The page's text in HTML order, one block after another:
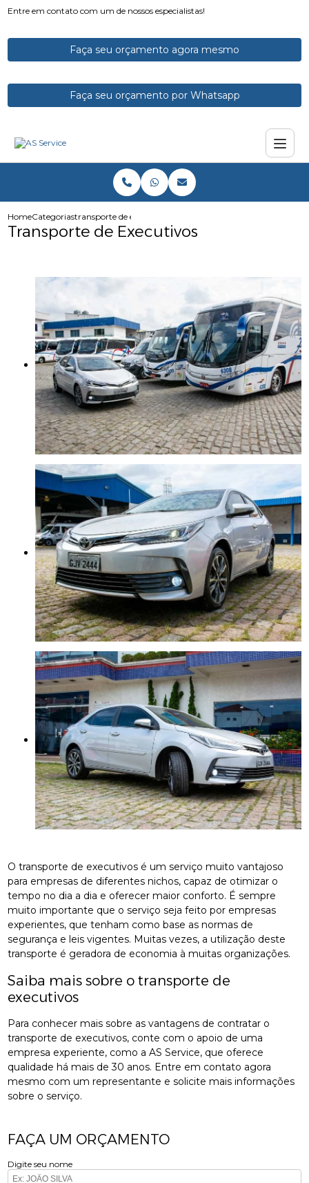
Entre em contato com um de nossos especialistas!
Faça seu orçamento agora mesmo
Faça seu orçamento por Whatsapp
HomeCategoriastransporte de executivos
Transporte de Executivos
O transporte de executivos é um serviço muito vantajoso
para empresas de diferentes nichos, capaz de otimizar o
tempo no dia a dia e oferecer maior conforto. É sempre
muito importante que o serviço seja feito por empresas
experientes, que tenham como base as normas de
segurança e leis vigentes. Muitas vezes, a utilização deste
transporte é geradora de economia à muitas organizações.
Saiba mais sobre o transporte de
executivos
Para conhecer mais sobre as vantagens de contratar o
transporte de executivos, conte com o apoio de uma
empresa experiente, como a AS Service, que oferece
qualidade há mais de 30 anos. Entre em contato agora
mesmo com um representante e solicite mais informações
sobre o serviço.
FAÇA UM ORÇAMENTO
Digite seu nome